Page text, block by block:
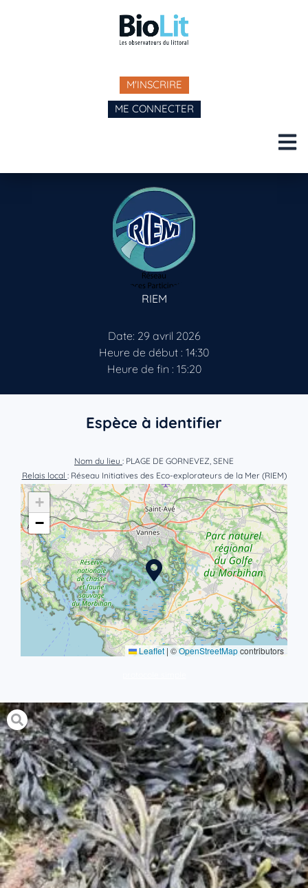
M'INSCRIRE
ME CONNECTER
RIEM
Date: 29 avril 2026
Heure de début : 14:30
Heure de fin : 15:20
Espèce à identifier
Nom du lieu : PLAGE DE GORNEVEZ, SENE
Relais local : Réseau Initiatives des Eco-explorateurs de la Mer (RIEM)
+
−
Leaflet | ©OpenStreetMapcontributors